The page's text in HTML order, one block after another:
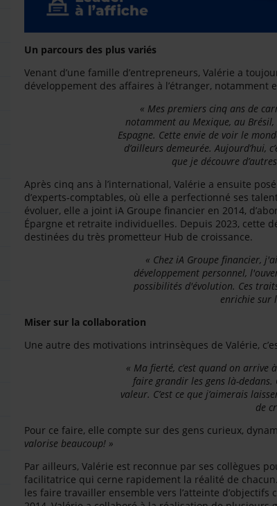
Un parcours des plus variés
Venant d’une famille d’entrepreneurs, Valérie a
développement des affaires à l’étranger, notamment
« Mes premiers cinq ans de
notamment au Mexique, au
Espagne. Cette envie de voir le
d’ailleurs demeurée. Aujourd’hui,
que je découvre
Après cinq ans à l’international, Valérie a ensuite
d’experts-comptables, où elle a perfectionné ses
évoluer, elle a joint iA Groupe financier en 2014,
Épargne et retraite individuelles. Depuis 2023, cette
destinées du très prometteur Hub de croissance.
« Chez iA Groupe financier,
développement personnel,
possibilités d'évolution. Ces
enrichie sur
Miser sur la collaboration
Une autre des motivations intrinsèques de Valérie,
« Ma fierté, c’est quand on arrive
faire grandir les gens là-dedans.
valeur. C’est ce que j’aimerais
de
Pour ce faire, elle compte sur des gens curieux,
valorise beaucoup! »
Par ailleurs, Valérie est reconnue par ses collègues
facilitatrice qui cerne rapidement la réalité de
les faire travailler ensemble vers l’atteinte